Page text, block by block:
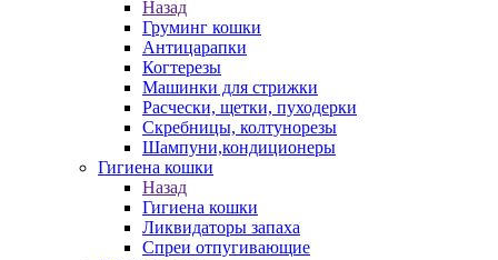
Назад
Груминг кошки
Антицарапки
Когтерезы
Машинки для стрижки
Расчески, щетки, пуходерки
Скребницы, колтунорезы
Шампуни,кондиционеры
Гигиена кошки
Назад
Гигиена кошки
Ликвидаторы запаха
Спреи отпугивающие